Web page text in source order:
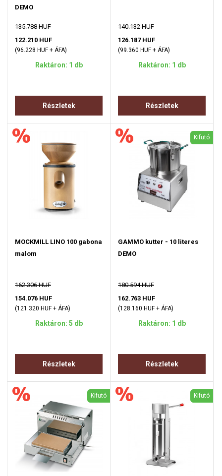
DEMO
135.788 HUF
122.210 HUF
(96.228 HUF + ÁFA)
Raktáron: 1 db
Részletek
140.132 HUF
126.187 HUF
(99.360 HUF + ÁFA)
Raktáron: 1 db
Részletek
MOCKMILL LINO 100 gabona
malom
162.306 HUF
154.076 HUF
(121.320 HUF + ÁFA)
Raktáron: 5 db
Részletek
Kifutó
GAMMO kutter - 10 literes
DEMO
180.594 HUF
162.763 HUF
(128.160 HUF + ÁFA)
Raktáron: 1 db
Részletek
Kifutó Kifutó